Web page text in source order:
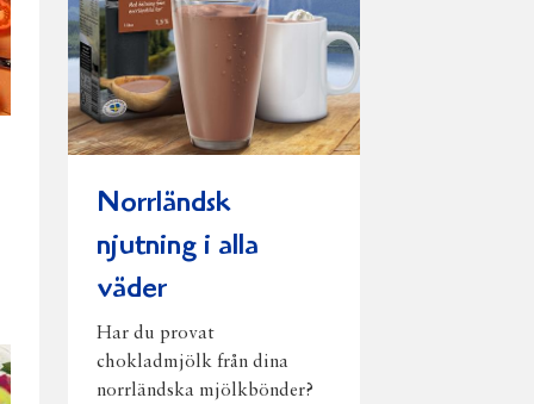
Norrländsk
njutning i alla
väder
Har du provat
chokladmjölk från dina
norrländska mjölkbönder?